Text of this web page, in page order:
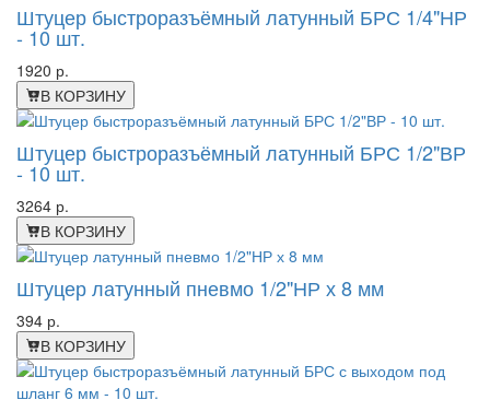
Штуцер быстроразъёмный латунный БРС 1/4"НР
- 10 шт.
1920 р.
В КОРЗИНУ
Штуцер быстроразъёмный латунный БРС 1/2"ВР
- 10 шт.
3264 р.
В КОРЗИНУ
Штуцер латунный пневмо 1/2"НР х 8 мм
394 р.
В КОРЗИНУ